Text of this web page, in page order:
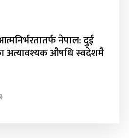
नेपाल: दुई
अत्यावश्यक औषधि स्वदेशमै